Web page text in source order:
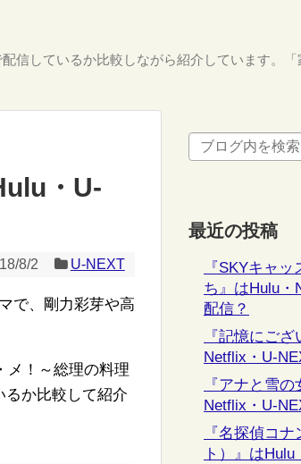
信しているか比較しながら紹介しています。
・U-
8/2 U-NEXT
で、剛力彩芽や高
メ！～総理の料理
るか比較して紹介
最近の投稿
『SKYキャ
ち』はHulu・
配信？
『記憶にご
Netflix・U-
『アナと雪
Netflix・U-
『名探偵コ
ト）』は